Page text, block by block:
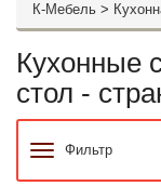
К-Мебель >
Кухонные
стол -
Фильтр